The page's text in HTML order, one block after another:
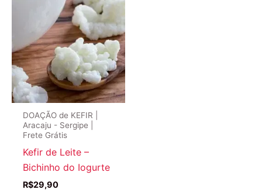
DOAÇÃO de KEFIR |
Aracaju - Sergipe |
Frete Grátis
Kefir de Leite –
Bichinho do Iogurte
R$29,90